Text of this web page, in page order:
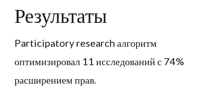
Результаты
Participatory research алгоритм
оптимизировал 11 исследований с 74%
расширением прав.